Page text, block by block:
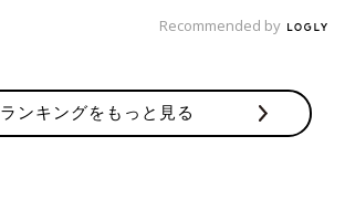
Recommended by
ランキングをもっと見る